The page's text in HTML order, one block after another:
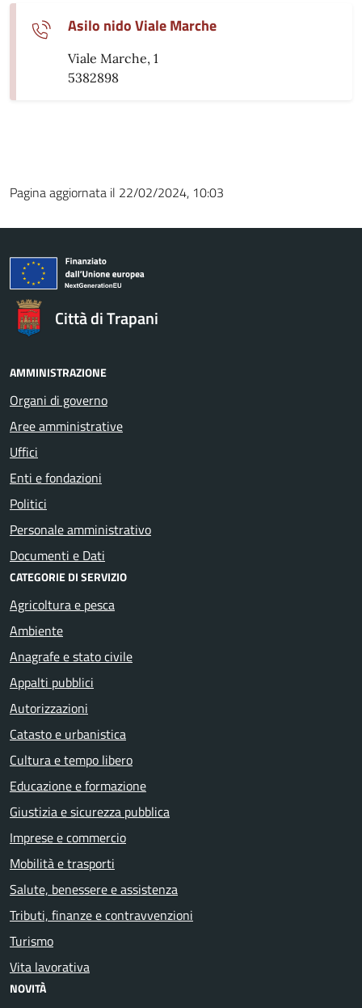
Asilo nido Viale Marche
Viale Marche, 1
5382898
Pagina aggiornata il 22/02/2024, 10:03
Città di Trapani
AMMINISTRAZIONE
Organi di governo
Aree amministrative
Uffici
Enti e fondazioni
Politici
Personale amministrativo
Documenti e Dati
CATEGORIE DI SERVIZIO
Agricoltura e pesca
Ambiente
Anagrafe e stato civile
Appalti pubblici
Autorizzazioni
Catasto e urbanistica
Cultura e tempo libero
Educazione e formazione
Giustizia e sicurezza pubblica
Imprese e commercio
Mobilità e trasporti
Salute, benessere e assistenza
Tributi, finanze e contravvenzioni
Turismo
Vita lavorativa
NOVITÀ